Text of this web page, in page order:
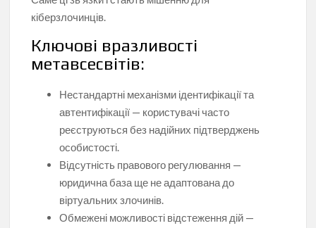
кіберзлочинців.
Ключові вразливості
метавсесвітів:
Нестандартні механізми ідентифікації та
автентифікації — користувачі часто
реєструються без надійних підтверджень
особистості.
Відсутність правового регулювання —
юридична база ще не адаптована до
віртуальних злочинів.
Обмежені можливості відстеження дій —